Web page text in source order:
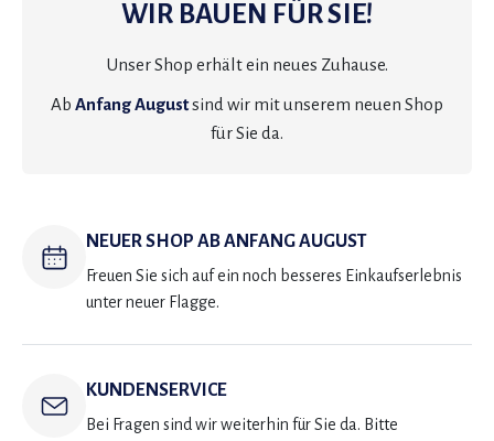
WIR BAUEN FÜR SIE!
Unser Shop erhält ein neues Zuhause.
Ab Anfang Augustsind wir mit unserem neuen Shop
für Sie da.
NEUER SHOP AB ANFANG AUGUST
Freuen Sie sich auf ein noch besseres Einkaufserlebnis
unter neuer Flagge.
KUNDENSERVICE
Bei Fragen sind wir weiterhin für Sie da. Bitte